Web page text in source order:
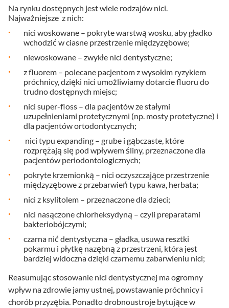
Na rynku dostępnych jest wiele rodzajów nici.
Najważniejsze z nich:
nici woskowane – pokryte warstwą wosku, aby gładko
wchodzić w ciasne przestrzenie międzyzębowe;
niewoskowane – zwykłe nici dentystyczne;
z fluorem – polecane pacjentom z wysokim ryzykiem
próchnicy, dzięki nici umożliwiamy dotarcie fluoru do
trudno dostępnych miejsc;
nici super-floss – dla pacjentów ze stałymi
uzupełnieniami protetycznymi (np. mosty protetyczne) i
dla pacjentów ortodontycznych;
nici typu expanding – grube i gąbczaste, które
rozprężają się pod wpływem śliny, przeznaczone dla
pacjentów periodontologicznych;
pokryte krzemionką – nici oczyszczające przestrzenie
międzyzębowe z przebarwień typu kawa, herbata;
nici z ksylitolem – przeznaczone dla dzieci;
nici nasączone chlorheksydyną – czyli preparatami
bakteriobójczymi;
czarna nić dentystyczna – gładka, usuwa resztki
pokarmu i płytkę nazębną z przestrzeni, która jest
bardziej widoczna dzięki czarnemu zabarwieniu nici;
Reasumując stosowanie nici dentystycznej ma ogromny
wpływ na zdrowie jamy ustnej, powstawanie próchnicy i
chorób przyzębia. Ponadto drobnoustroje bytujące w